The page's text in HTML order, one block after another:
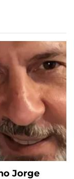
Jorge